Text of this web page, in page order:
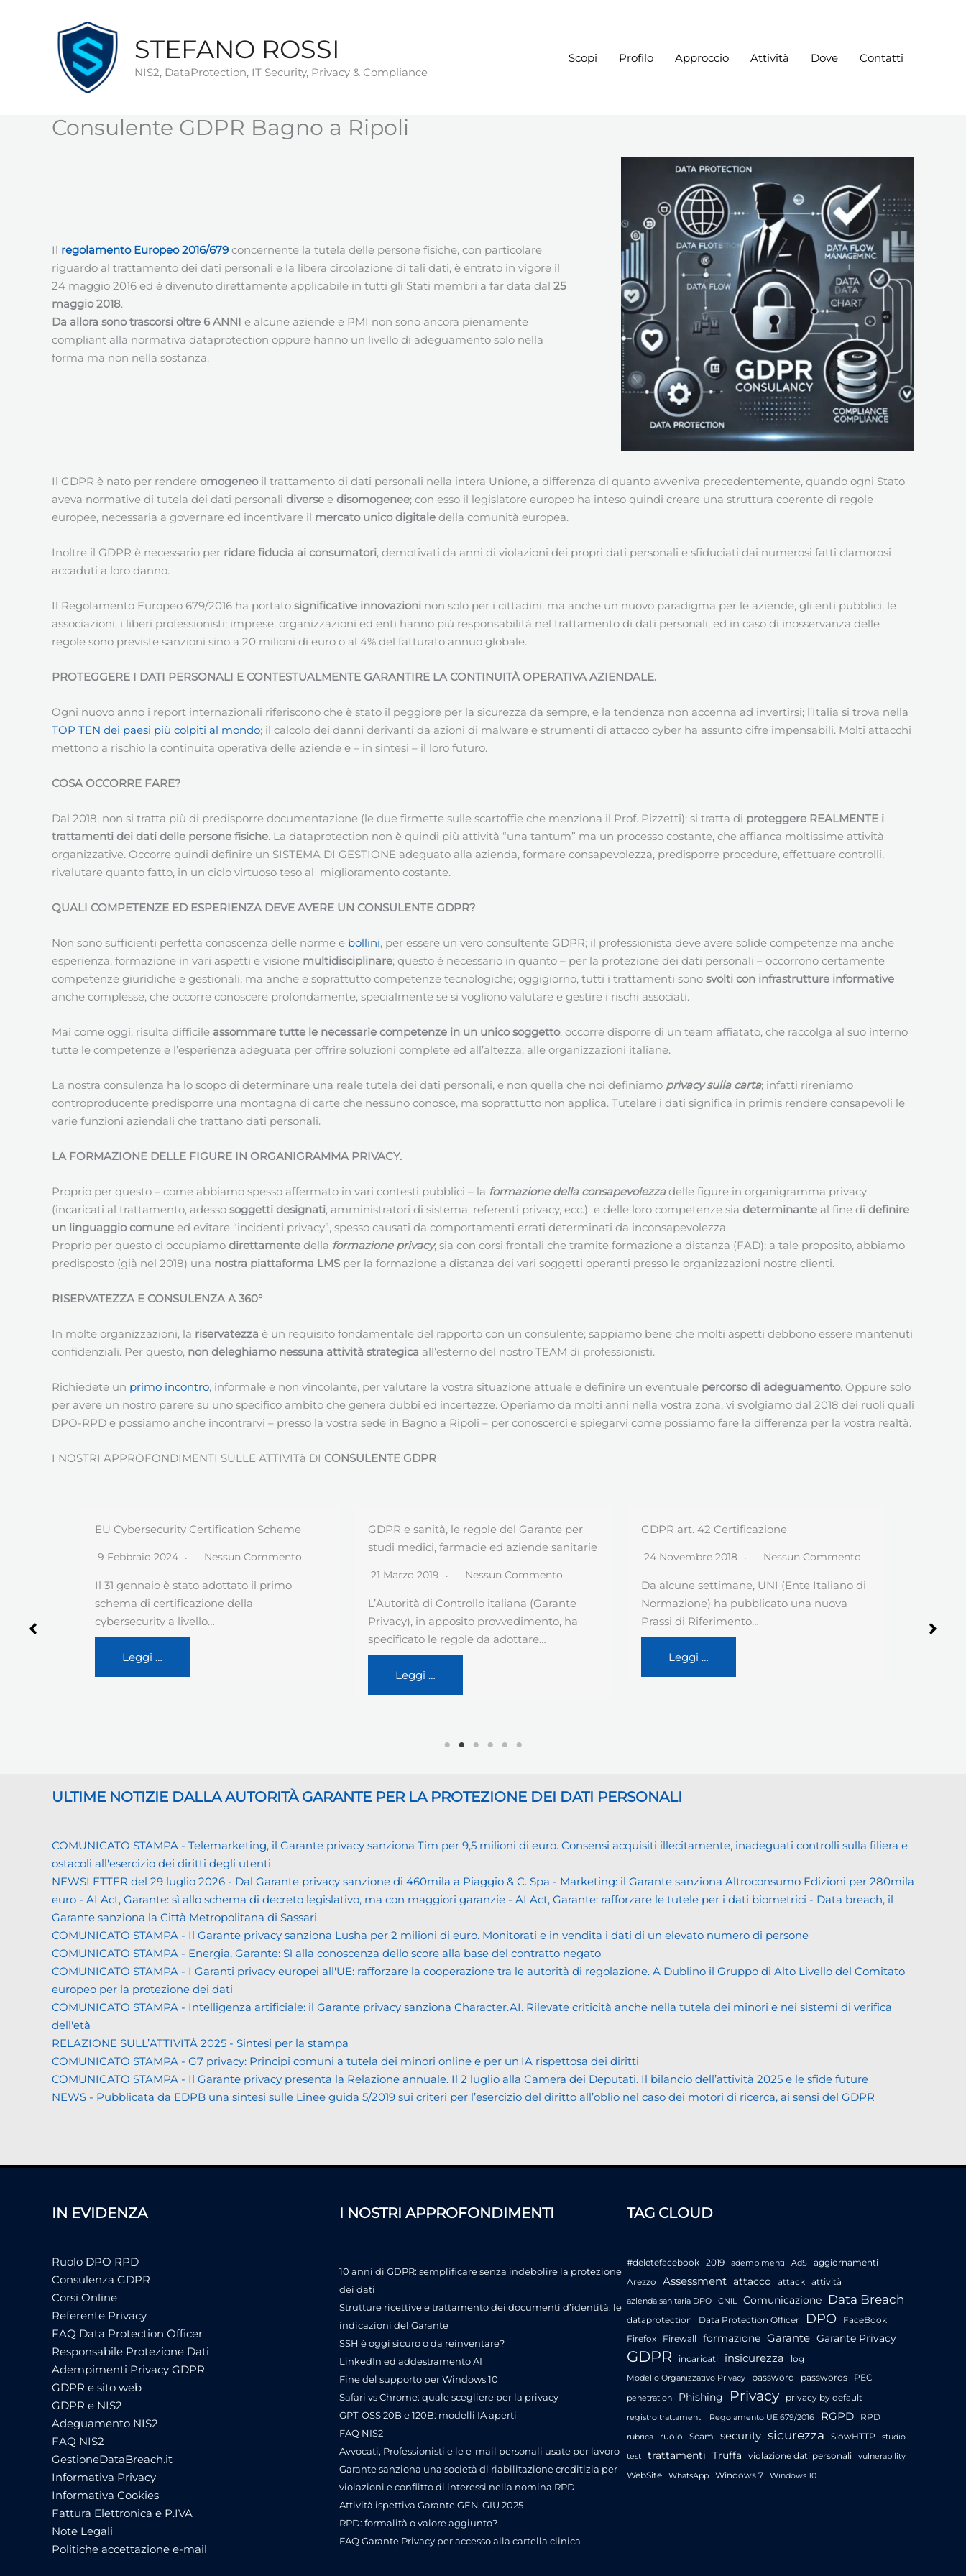
STEFANO ROSSI
NIS2, DataProtection, IT Security, Privacy & Compliance
Scopi Profilo Approccio Attività Dove Contatti
Consulente GDPR Bagno a Ripoli
Il regolamento Europeo2016/679 concernente la tutela delle persone fisiche, con particolare
riguardo al trattamento dei dati personali e la libera circolazione di tali dati, è entrato in vigore il
24 maggio 2016 ed è divenuto direttamente applicabile in tutti gli Stati membri a far data dal 25
maggio 2018.
Da allora sono trascorsi oltre 6 ANNI e alcune aziende e PMI non sono ancora pienamente
compliant alla normativa dataprotection oppure hanno un livello di adeguamento solo nella
forma ma non nella sostanza.
Il GDPR è nato per rendere omogeneoil trattamento di dati personali nella intera Unione, a differenza di quanto avveniva precedentemente, quando ogni Stato
aveva normative di tutela dei dati personali diverse e disomogenee; con esso il legislatore europeo ha inteso quindi creare una struttura coerente di regole
europee, necessaria a governare ed incentivare il mercato unico digitale della comunità europea.
Inoltre il GDPR è necessario per ridare fiducia ai consumatori, demotivati da anni di violazioni dei propri dati personali e sfiduciati dai numerosi fatti clamorosi
accaduti a loro danno.
Il Regolamento Europeo 679/2016 ha portato significative innovazioni non solo per i cittadini, ma anche un nuovo paradigma per le aziende, gli enti pubblici, le
associazioni, i liberi professionisti; imprese, organizzazioni ed enti hanno più responsabilità nel trattamento di dati personali, ed in caso di inosservanza delle
regole sono previste sanzioni sino a 20 milioni di euro o al 4% del fatturato annuo globale.
PROTEGGERE I DATI PERSONALI E CONTESTUALMENTE GARANTIRE LA CONTINUITÀ OPERATIVA AZIENDALE.
Ogni nuovo anno i report internazionali riferiscono che è stato il peggiore per la sicurezza da sempre, e la tendenza non accenna ad invertirsi; l’Italia si trova nella
TOP TEN dei paesi più colpiti al mondo; il calcolo dei danni derivanti da azioni di malware e strumenti di attacco cyber ha assunto cifre impensabili. Molti attacchi
mettono a rischio la continuita operativa delle aziende e – in sintesi – il loro futuro.
COSA OCCORRE FARE?
Dal 2018, non si tratta più di predisporre documentazione (le due firmette sulle scartoffie che menziona il Prof. Pizzetti); si tratta di proteggere REALMENTE i
trattamenti dei dati delle persone fisiche. La dataprotection non è quindi più attività “una tantum” ma un processo costante, che affianca moltissime attività
organizzative. Occorre quindi definire un SISTEMA DI GESTIONE adeguato alla azienda, formare consapevolezza, predisporre procedure, effettuare controlli,
rivalutare quanto fatto, in un ciclo virtuoso teso al miglioramento costante.
QUALI COMPETENZE ED ESPERIENZA DEVE AVERE UN CONSULENTE GDPR?
Non sono sufficienti perfetta conoscenza delle norme e bollini, per essere un vero consultente GDPR; il professionista deve avere solide competenze ma anche
esperienza, formazione in vari aspetti e visione multidisciplinare; questo è necessario in quanto – per la protezione dei dati personali – occorrono certamente
competenze giuridiche e gestionali, ma anche e soprattutto competenze tecnologiche; oggigiorno, tutti i trattamenti sono svolti con infrastrutture informative
anche complesse, che occorre conoscere profondamente, specialmente se si vogliono valutare e gestire i rischi associati.
Mai come oggi, risulta difficile assommare tutte le necessarie competenze in un unico soggetto; occorre disporre di un team affiatato, che raccolga al suo interno
tutte le competenze e l’esperienza adeguata per offrire soluzioni complete ed all’altezza, alle organizzazioni italiane.
La nostra consulenza ha lo scopo di determinare una reale tutela dei dati personali, e non quella che noi definiamo privacy sulla carta; infatti rireniamo
controproducente predisporre una montagna di carte che nessuno conosce, ma soprattutto non applica. Tutelare i dati significa in primis rendere consapevoli le
varie funzioni aziendali che trattano dati personali.
LA FORMAZIONE DELLE FIGURE IN ORGANIGRAMMA PRIVACY.
Proprio per questo – come abbiamo spesso affermato in vari contesti pubblici – la formazione della consapevolezzadelle figure in organigramma privacy
(incaricati al trattamento, adesso soggetti designati, amministratori di sistema, referenti privacy, ecc.) e delle loro competenze sia determinante al fine di definire
un linguaggio comune ed evitare “incidenti privacy”, spesso causati da comportamenti errati determinati da inconsapevolezza.
Proprio per questo ci occupiamo direttamente della formazione privacy, sia con corsi frontali che tramite formazione a distanza (FAD); a tale proposito, abbiamo
predisposto (già nel 2018) una nostra piattaforma LMS per la formazione a distanza dei vari soggetti operanti presso le organizzazioni nostre clienti.
RISERVATEZZA E CONSULENZA A 360°
In molte organizzazioni, la riservatezza è un requisito fondamentale del rapporto con un consulente; sappiamo bene che molti aspetti debbono essere mantenuti
confidenziali. Per questo, non deleghiamo nessuna attività strategica all’esterno del nostro TEAM di professionisti.
Richiedete un primo incontro, informale e non vincolante, per valutare la vostra situazione attuale e definire un eventuale percorso di adeguamento. Oppure solo
per avere un nostro parere su uno specifico ambito che genera dubbi ed incertezze. Operiamo da molti anni nella vostra zona, vi svolgiamo dal 2018 dei ruoli quali
DPO-RPD e possiamo anche incontrarvi – presso la vostra sede in Bagno a Ripoli – per conoscerci e spiegarvi come possiamo fare la differenza per la vostra realtà.
I NOSTRI APPROFONDIMENTI SULLE ATTIVITà DI CONSULENTE GDPR
GDPR e sanità, le regole del Garante per
L’Autorità di Controllo italiana (Garante
Privacy), in apposito provvedimento, ha
specificato le regole da adottare…
Leggi …
GDPR art. 42 Certificazione
24 Novembre 2018
Normazione) ha pubblicato una nuova
Prassi di Riferimento…
Leggi …
Svizzera e GDPR
24 Aprile 2018 Nessun Commento
Quando mancano esattamente 30 giorni
all’applicazione del GDPR, la tensione stà
aumentando. Mi scrive un…
Leggi …
ULTIME NOTIZIE DALLA AUTORITÀ GARANTE PER LA PROTEZIONE DEI DATI PERSONALI
COMUNICATO STAMPA - Telemarketing, il Garante privacy sanziona Tim per 9,5 milioni di euro. Consensi acquisiti illecitamente, inadeguati controlli sulla filiera e
ostacoli all'esercizio dei diritti degli utenti
NEWSLETTER del 29 luglio 2026 - Dal Garante privacy sanzione di 460mila a Piaggio & C. Spa - Marketing: il Garante sanziona Altroconsumo Edizioni per 280mila
euro - AI Act, Garante: sì allo schema di decreto legislativo, ma con maggiori garanzie - AI Act, Garante: rafforzare le tutele per i dati biometrici - Data breach, il
Garante sanziona la Città Metropolitana di Sassari
COMUNICATO STAMPA - Il Garante privacy sanziona Lusha per 2 milioni di euro. Monitorati e in vendita i dati di un elevato numero di persone
COMUNICATO STAMPA - Energia, Garante: Sì alla conoscenza dello score alla base del contratto negato
COMUNICATO STAMPA - I Garanti privacy europei all'UE: rafforzare la cooperazione tra le autorità di regolazione. A Dublino il Gruppo di Alto Livello del Comitato
europeo per la protezione dei dati
COMUNICATO STAMPA - Intelligenza artificiale: il Garante privacy sanziona Character.AI. Rilevate criticità anche nella tutela dei minori e nei sistemi di verifica
dell'età
RELAZIONE SULL’ATTIVITÀ 2025 - Sintesi per la stampa
COMUNICATO STAMPA - G7 privacy: Principi comuni a tutela dei minori online e per un'IA rispettosa dei diritti
COMUNICATO STAMPA - Il Garante privacy presenta la Relazione annuale. Il 2 luglio alla Camera dei Deputati. Il bilancio dell’attività 2025 e le sfide future
NEWS - Pubblicata da EDPB una sintesi sulle Linee guida 5/2019 sui criteri per l’esercizio del diritto all’oblio nel caso dei motori di ricerca, ai sensi del GDPR
IN EVIDENZA
Ruolo DPO RPD
Consulenza GDPR
Corsi Online
Referente Privacy
FAQ Data Protection Officer
Responsabile Protezione Dati
Adempimenti Privacy GDPR
GDPR e sito web
GDPR e NIS2
Adeguamento NIS2
FAQ NIS2
GestioneDataBreach.it
Informativa Privacy
Informativa Cookies
Fattura Elettronica e P.IVA
Note Legali
Politiche accettazione e-mail
I NOSTRI APPROFONDIMENTI
10 anni di GDPR: semplificare senza indebolire la protezione
dei dati
Strutture ricettive e trattamento dei documenti d’identità: le
indicazioni del Garante
SSH è oggi sicuro o da reinventare?
LinkedIn ed addestramento AI
Fine del supporto per Windows 10
Safari vs Chrome: quale scegliere per la privacy
GPT-OSS 20B e 120B: modelli IA aperti
FAQ NIS2
Avvocati, Professionisti e le e-mail personali usate per lavoro
Garante sanziona una società di riabilitazione creditizia per
violazioni e conflitto di interessi nella nomina RPD
Attività ispettiva Garante GEN-GIU 2025
RPD: formalità o valore aggiunto?
FAQ Garante Privacy per accesso alla cartella clinica
TAG CLOUD
#deletefacebook 2019 adempimenti AdS
aggiornamenti
Arezzo
Assessment attacco attack attività
azienda sanitaria DPO CNIL Comunicazione Data Breach
dataprotection Data Protection Officer DPO
FaceBook
Firefox
Firewall formazione Garante Garante Privacy
GDPR incaricati insicurezza log
Modello Organizzativo Privacy password passwords PEC
penetration Phishing Privacy privacy by default
registro trattamenti Regolamento UE 679/2016 RGPD RPD
rubrica ruolo Scam security sicurezza SlowHTTP studio
test trattamenti Truffa violazione dati personali vulnerability
WebSite WhatsApp Windows 7 Windows 10